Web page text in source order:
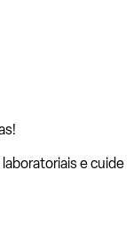
e cuide